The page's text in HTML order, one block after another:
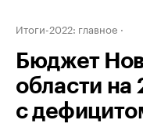
Итоги-2022: главное
Бюджет
области на
с